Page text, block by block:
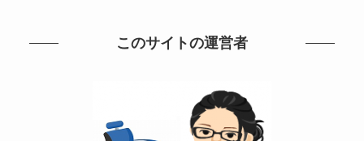
このサイトの運営者